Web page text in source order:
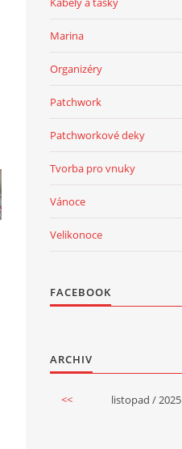
Marina
Organizéry
Patchwork
Patchworkové deky
Tvorba pro vnuky
Vánoce
Velikonoce
FACEBOOK
ARCHIV
<< listopad / 2025